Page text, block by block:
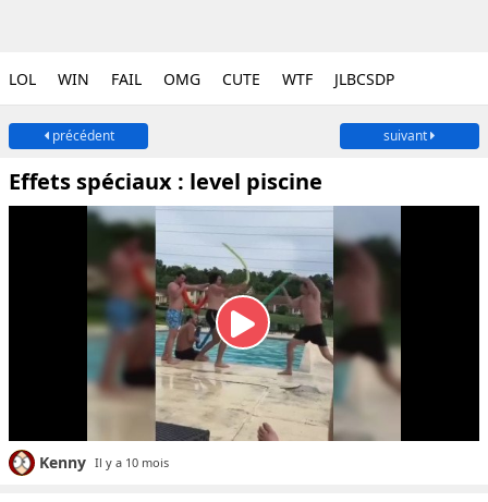
LOL WIN FAIL OMG CUTE WTF JLBCSDP
précédent suivant
Effets spéciaux : level piscine
Kenny Il y a 10 mois